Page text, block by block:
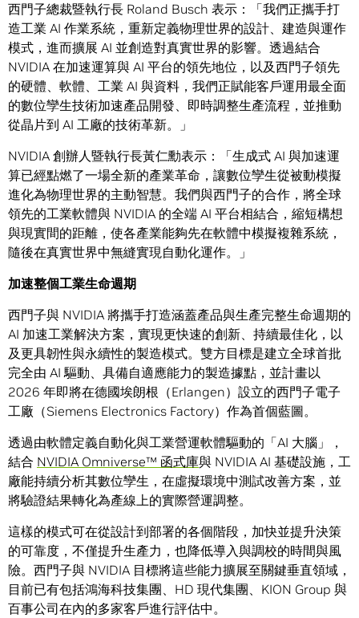
西門子總裁暨執行長 Roland Busch 表示：「我們正攜手打
造工業 AI 作業系統，重新定義物理世界的設計、建造與運作
模式，進而擴展 AI 並創造對真實世界的影響。透過結合
NVIDIA 在加速運算與 AI 平台的領先地位，以及西門子領先
的硬體、軟體、工業 AI 與資料，我們正賦能客戶運用最全面
的數位孿生技術加速產品開發、即時調整生產流程，並推動
從晶片到 AI 工廠的技術革新。」
NVIDIA 創辦人暨執行長黃仁勳表示：「生成式 AI 與加速運
算已經點燃了一場全新的產業革命，讓數位孿生從被動模擬
進化為物理世界的主動智慧。我們與西門子的合作，將全球
領先的工業軟體與 NVIDIA 的全端 AI 平台相結合，縮短構想
與現實間的距離，使各產業能夠先在軟體中模擬複雜系統，
隨後在真實世界中無縫實現自動化運作。」
加速整個工業生命週期
西門子與 NVIDIA 將攜手打造涵蓋產品與生產完整生命週期的
AI 加速工業解決方案，實現更快速的創新、持續最佳化，以
及更具韌性與永續性的製造模式。雙方目標是建立全球首批
完全由 AI 驅動、具備自適應能力的製造據點，並計畫以
2026 年即將在德國埃朗根（Erlangen）設立的西門子電子
工廠（Siemens Electronics Factory）作為首個藍圖。
透過由軟體定義自動化與工業營運軟體驅動的「AI 大腦」，
結合 NVIDIA Omniverse™ 函式庫與 NVIDIA AI 基礎設施，工
廠能持續分析其數位孿生，在虛擬環境中測試改善方案，並
將驗證結果轉化為產線上的實際營運調整。
這樣的模式可在從設計到部署的各個階段，加快並提升決策
的可靠度，不僅提升生產力，也降低導入與調校的時間與風
險。西門子與 NVIDIA 目標將這些能力擴展至關鍵垂直領域，
目前已有包括鴻海科技集團、HD 現代集團、KION Group 與
百事公司在內的多家客戶進行評估中。